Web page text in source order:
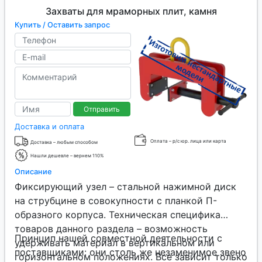
Захваты для мраморных плит, камня
Купить / Оставить запрос
Отправить
Доставка и оплата
Доставка – любым способом Оплата – р/с юр. лица или карта
Нашли дешевле – вернем 110%
Описание
Фиксирующий узел – стальной нажимной диск
на струбцине в совокупности с планкой П-
образного корпуса. Техническая специфика
товаров данного раздела – возможность
удерживать материал в вертикальном или
горизонтальном положениях. Все зависит только
Принцип нашей совместной деятельности с
поставщиками: они столь же незаменимое звено